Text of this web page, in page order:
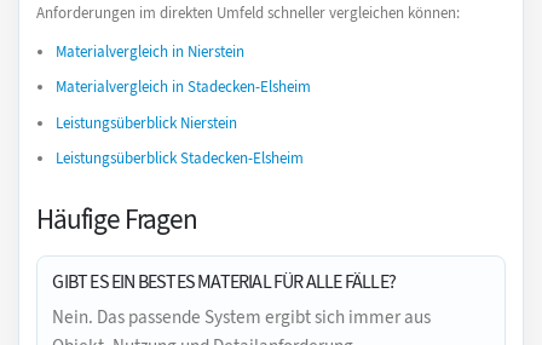
Anforderungen im direkten Umfeld schneller vergleichen können:
Materialvergleich in Nierstein
Materialvergleich in Stadecken-Elsheim
Leistungsüberblick Nierstein
Leistungsüberblick Stadecken-Elsheim
Häufige Fragen
GIBT ES EIN BESTES MATERIAL FÜR ALLE FÄLLE?
Nein. Das passende System ergibt sich immer aus